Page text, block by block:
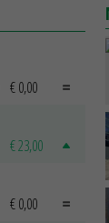
€ 0,00
€ 23,00
€ 0,00